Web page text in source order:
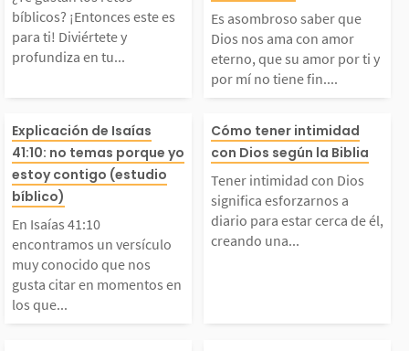
es amor. ¿Qu
er un
do en un...
para ti! Diviértete
profundiza en tu con
de los perso
bíblicos contest
a la pregunta...
bíblicos? ¡Entonces este es
para ti! Diviértete y
profundiza en tu...
amor eterno,
mor por ti y
tiene fin.
con gozo la
del amor de
Es asombroso saber que
Dios nos ama con amor
eterno, que su amor por ti y
por mí no tiene fin....
Isaías 41:10 encon
un versículo m
conocido que nos g
citar en momento
en los que necesitam
Explicación de Isaías
41:10: no temas porque yo
estoy contigo (estudio
bíblico)
En Isaías 41:10
encontramos un versículo
muy conocido que nos
gusta citar en momentos en
los que...
Tener
ios significa
os a diario
na relación
Cómo tener intimidad
con Dios según la Biblia
Tener intimidad con Dios
significa esforzarnos a
diario para estar cerca de él,
creando una...